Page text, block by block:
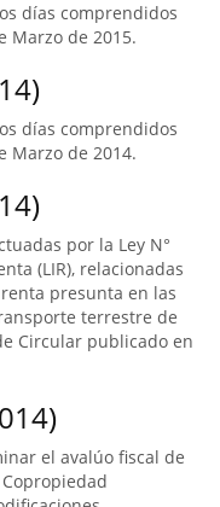
días comprendidos
Marzo de 2015.
días comprendidos
Marzo de 2014.
por la Ley N°
(LIR), relacionadas
presunta en las
terrestre de
Circular publicado en
el avalúo fiscal de